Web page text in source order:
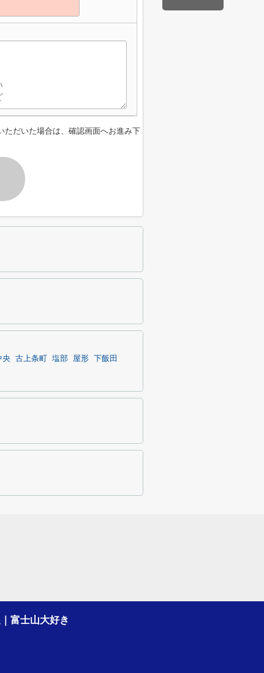
ただいた場合は、確認画面へお進み下
央 古上条町 塩部 屋形
下飯田
富士山大好き